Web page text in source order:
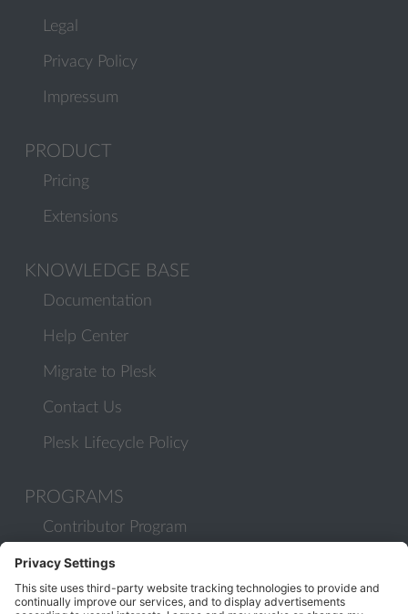
Legal
Privacy Policy
Impressum
PRODUCT
Pricing
Extensions
KNOWLEDGE BASE
Documentation
Help Center
Migrate to Plesk
Contact Us
Plesk Lifecycle Policy
PROGRAMS
Contributor Program
Partner Program